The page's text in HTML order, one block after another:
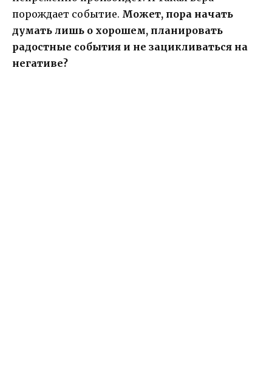
порождает событие. Может, пора начать
думать лишь о хорошем, планировать
радостные события и не зацикливаться на
негативе?